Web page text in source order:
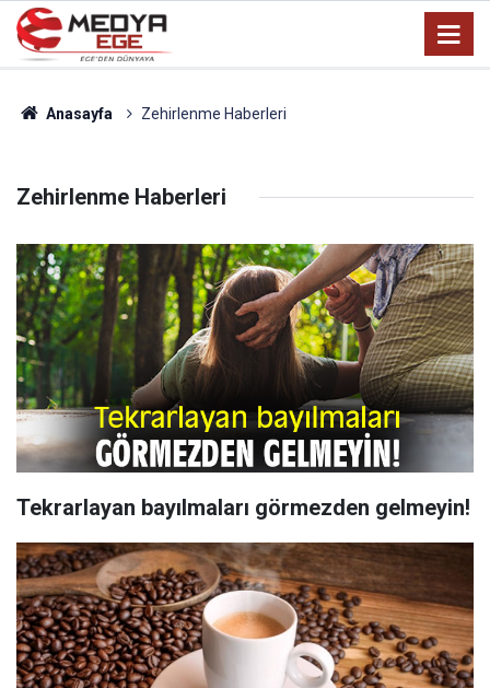
Anasayfa Zehirlenme Haberleri
Zehirlenme Haberleri
Tekrarlayan bayılmaları görmezden gelmeyin!